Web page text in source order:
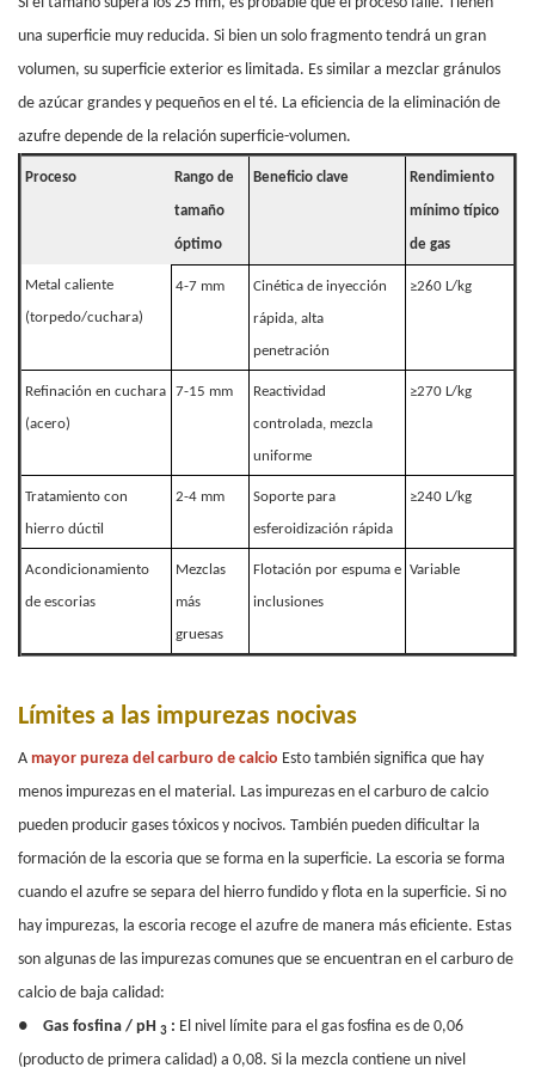
una superficie muy reducida. Si bien un solo fragmento tendrá un gran
volumen, su superficie exterior es limitada. Es similar a mezclar gránulos
de azúcar grandes y pequeños en el té. La eficiencia de la eliminación de
azufre depende de la relación superficie-volumen.
Proceso Rango de
tamaño
óptimo
Beneficio clave Rendimiento
mínimo típico
de gas
Metal caliente
(torpedo/cuchara)
4-7 mm Cinética de inyección
rápida, alta
penetración
≥260 L/kg
Refinación en cuchara
(acero)
7-15 mm Reactividad
controlada, mezcla
uniforme
≥270 L/kg
Tratamiento con
hierro dúctil
2-4 mm Soporte para
esferoidización rápida
≥240 L/kg
Acondicionamiento
de escorias
Mezclas
más
gruesas
Flotación por espuma e
inclusiones
Variable
Límites a las impurezas nocivas
A mayor pureza del carburo de calcio Esto también significa que hay
menos impurezas en el material. Las impurezas en el carburo de calcio
pueden producir gases tóxicos y nocivos. También pueden dificultar la
formación de la escoria que se forma en la superficie. La escoria se forma
cuando el azufre se separa del hierro fundido y flota en la superficie. Si no
hay impurezas, la escoria recoge el azufre de manera más eficiente. Estas
son algunas de las impurezas comunes que se encuentran en el carburo de
calcio de baja calidad:
●
Gas fosfina / pH 3 : El nivel límite para el gas fosfina es de 0,06
(producto de primera calidad) a 0,08. Si la mezcla contiene un nivel